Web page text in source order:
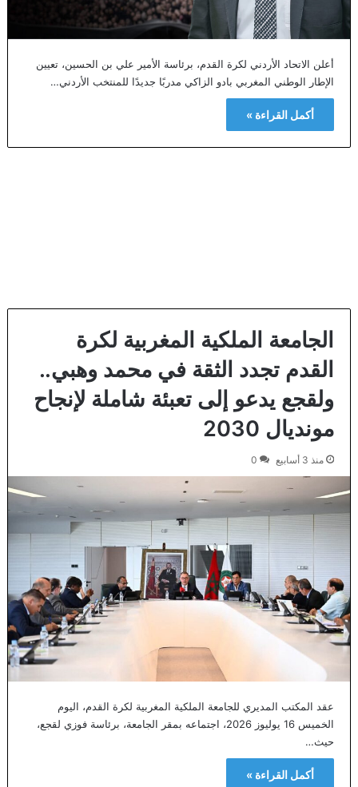
أعلن الاتحاد الأردني لكرة القدم، برئاسة الأمير علي بن الحسين، تعيين
الإطار الوطني المغربي بادو الزاكي مدربًا جديدًا للمنتخب الأردني…
أكمل القراءة »
الجامعة الملكية المغربية لكرة
القدم تجدد الثقة في محمد وهبي..
ولقجع يدعو إلى تعبئة شاملة لإنجاح
مونديال 2030
منذ 3 أسابيع 0
عقد المكتب المديري للجامعة الملكية المغربية لكرة القدم، اليوم
الخميس 16 يوليوز 2026، اجتماعه بمقر الجامعة، برئاسة فوزي لقجع،
حيث…
أكمل القراءة »